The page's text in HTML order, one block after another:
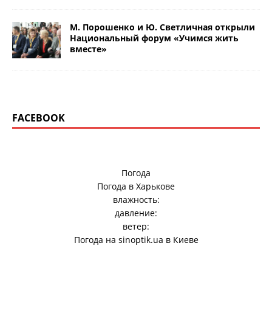
М. Порошенко и Ю. Светличная открыли
Национальный форум «Учимся жить
вместе»
FACEBOOK
Погода
Погода в Харькове
влажность:
давление:
ветер:
Погода на sinoptik.ua в Киеве